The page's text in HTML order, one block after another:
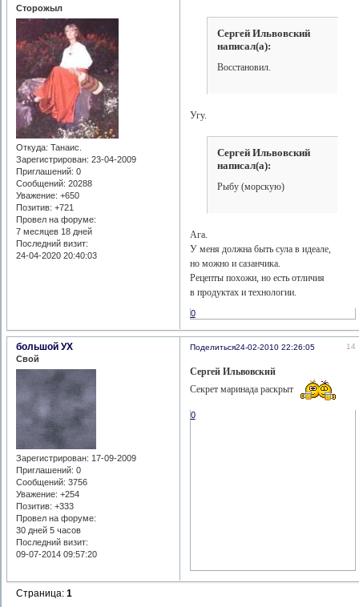
Сторожыл
Откуда: Танаис.
Зарегистрирован: 23-04-2009
Приглашений: 0
Сообщений: 20288
Уважение: +650
Позитив: +721
Провел на форуме:
7 месяцев 18 дней
Последний визит:
24-04-2020 20:40:03
Сергей Ильвовский
написал(а):
Восстановил.
Угу.
Сергей Ильвовский
написал(а):
Рыбу (морскую)
Ага.
У меня должна быть сула в идеале,
но можно и сазанчика.
Рецепты похожи, но есть отличия
в продуктах и технологии.
0
Поделиться 14
24-02-2010 22:26:05
большой УХ
Свой
Зарегистрирован: 17-09-2009
Приглашений: 0
Сообщений: 3756
Уважение: +254
Позитив: +333
Провел на форуме:
30 дней 5 часов
Последний визит:
09-07-2014 09:57:20
Сергей Ильвовский
Секрет маринада раскрыт
0
Страница:1